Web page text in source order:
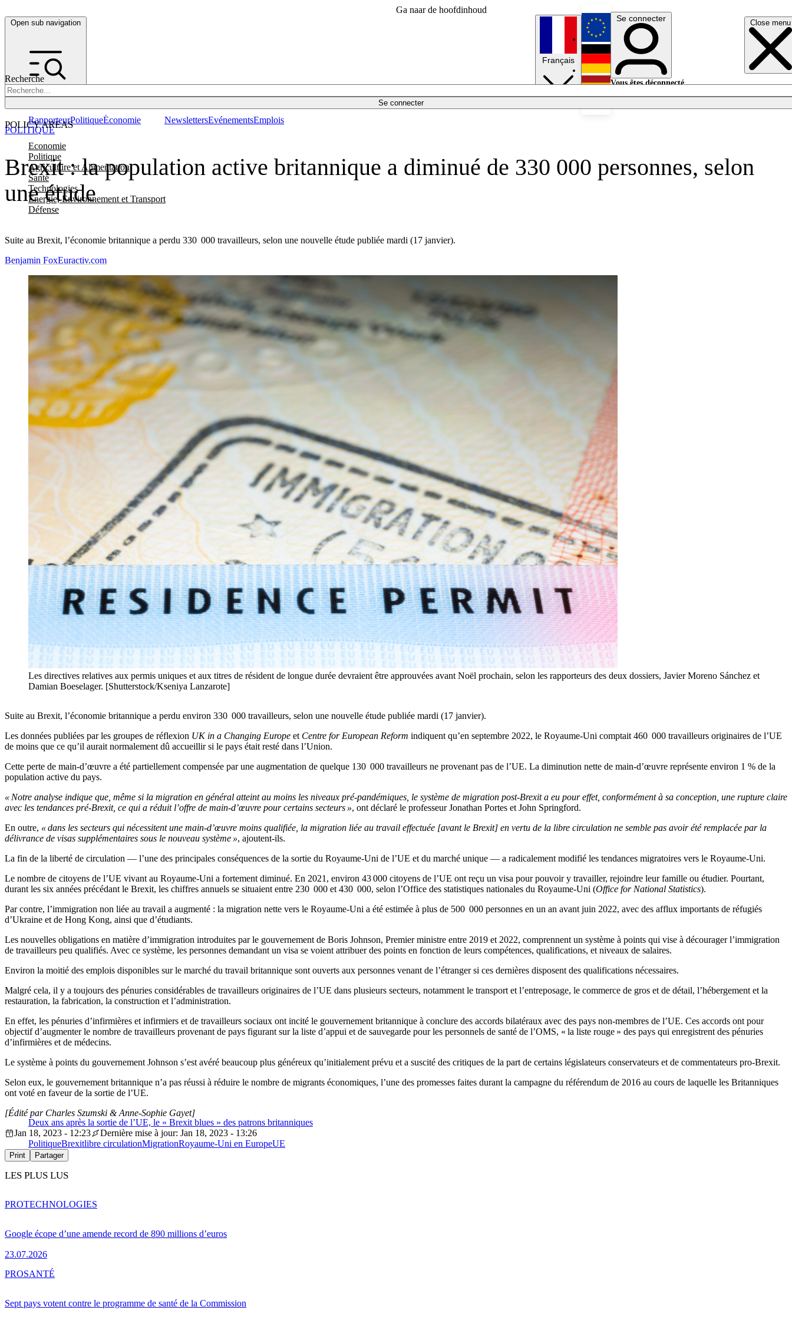
Ga naar de hoofdinhoud
Open sub navigation Close menu
Recherche
Se connecter
POLICY AREAS
Economie
Politique
Agriculture et Alimentation
Santé
Technologies
Energie, Environnement et Transport
Défense
RapporteurPolitiqueÉconomie NewslettersEvénementsEmplois
Français
English
Deutsch
Se connecter
Vous êtes déconnecté.
Brexit : la population active britannique a diminué de 330 000 personnes, selon
une étude
Suite au Brexit, l’économie britannique a perdu 330 000 travailleurs, selon une nouvelle étude publiée mardi (17 janvier).
POLITIQUE
Benjamin FoxEuractiv.com
Les directives relatives aux permis uniques et aux titres de résident de longue durée devraient être approuvées avant Noël prochain, selon les rapporteurs des deux dossiers, Javier Moreno Sánchez et
Damian Boeselager. [Shutterstock/Kseniya Lanzarote]
Suite au Brexit, l’économie britannique a perdu environ 330 000 travailleurs, selon une nouvelle étude publiée mardi (17 janvier).
Les données publiées par les groupes de réflexion UK in a Changing Europe et Centre for European Reform indiquent qu’en septembre 2022, le Royaume-Uni comptait 460 000 travailleurs originaires de l’UE
de moins que ce qu’il aurait normalement dû accueillir si le pays était resté dans l’Union.
Cette perte de main-d’œuvre a été partiellement compensée par une augmentation de quelque 130 000 travailleurs ne provenant pas de l’UE. La diminution nette de main-d’œuvre représente environ 1 % de la
population active du pays.
« Notre analyse indique que, même si la migration en général atteint au moins les niveaux pré-pandémiques, le système de migration post-Brexit a eu pour effet, conformément à sa conception, une rupture claire
avec les tendances pré-Brexit, ce qui a réduit l’offre de main-d’œuvre pour certains secteurs », ont déclaré le professeur Jonathan Portes et John Springford.
En outre, « dans les secteurs qui nécessitent une main-d’œuvre moins qualifiée, la migration liée au travail effectuée [avant le Brexit] en vertu de la libre circulation ne semble pas avoir été remplacée par la
délivrance de visas supplémentaires sous le nouveau système », ajoutent-ils.
La fin de la liberté de circulation — l’une des principales conséquences de la sortie du Royaume-Uni de l’UE et du marché unique — a radicalement modifié les tendances migratoires vers le Royaume-Uni.
Le nombre de citoyens de l’UE vivant au Royaume-Uni a fortement diminué. En 2021, environ 43 000 citoyens de l’UE ont reçu un visa pour pouvoir y travailler, rejoindre leur famille ou étudier. Pourtant,
durant les six années précédant le Brexit, les chiffres annuels se situaient entre 230 000 et 430 000, selon l’Office des statistiques nationales du Royaume-Uni (Office for National Statistics).
Par contre, l’immigration non liée au travail a augmenté : la migration nette vers le Royaume-Uni a été estimée à plus de 500 000 personnes en un an avant juin 2022, avec des afflux importants de réfugiés
d’Ukraine et de Hong Kong, ainsi que d’étudiants.
Les nouvelles obligations en matière d’immigration introduites par le gouvernement de Boris Johnson, Premier ministre entre 2019 et 2022, comprennent un système à points qui vise à décourager l’immigration
de travailleurs peu qualifiés. Avec ce système, les personnes demandant un visa se voient attribuer des points en fonction de leurs compétences, qualifications, et niveaux de salaires.
Environ la moitié des emplois disponibles sur le marché du travail britannique sont ouverts aux personnes venant de l’étranger si ces dernières disposent des qualifications nécessaires.
Malgré cela, il y a toujours des pénuries considérables de travailleurs originaires de l’UE dans plusieurs secteurs, notamment le transport et l’entreposage, le commerce de gros et de détail, l’hébergement et la
restauration, la fabrication, la construction et l’administration.
En effet, les pénuries d’infirmières et infirmiers et de travailleurs sociaux ont incité le gouvernement britannique à conclure des accords bilatéraux avec des pays non-membres de l’UE. Ces accords ont pour
objectif d’augmenter le nombre de travailleurs provenant de pays figurant sur la liste d’appui et de sauvegarde pour les personnels de santé de l’OMS, « la liste rouge » des pays qui enregistrent des pénuries
d’infirmières et de médecins.
Le système à points du gouvernement Johnson s’est avéré beaucoup plus généreux qu’initialement prévu et a suscité des critiques de la part de certains législateurs conservateurs et de commentateurs pro-Brexit.
Selon eux, le gouvernement britannique n’a pas réussi à réduire le nombre de migrants économiques, l’une des promesses faites durant la campagne du référendum de 2016 au cours de laquelle les Britanniques
ont voté en faveur de la sortie de l’UE.
Deux ans après la sortie de l’UE, le « Brexit blues » des patrons britanniques
[Édité par Charles Szumski & Anne-Sophie Gayet]
Jan 18, 2023 - 12:23
Dernière mise à jour: Jan 18, 2023 - 13:26
PolitiqueBrexitlibre circulationMigrationRoyaume-Uni en EuropeUE
Print Partager
LES PLUS LUS
Google écope d’une amende record de 890 millions d’euros
23.07.2026
PROTECHNOLOGIES
Sept pays votent contre le programme de santé de la Commission
PROSANTÉ